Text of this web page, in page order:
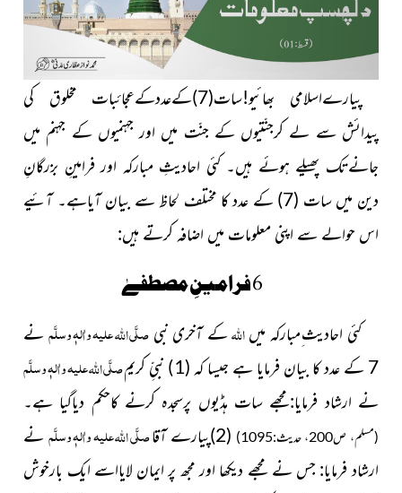
پیارےاسلامی بھائیو!سات(7)
کےعددکےعجائبات مخلوق کی
پیدائش سے لے کرجنّتیوں کے جنّت میں اور جہنمیوں کے جہنم میں
جانےتک پھیلے ہوئے ہیں۔ کئی احادیثِ مبارکہ اور فرامینِ بزرگانِ
دین میں سات (7)
کے عدد کا مختلف لحاظ سے بیان آیاہے۔ آئیے
اس حوالے سے اپنی معلومات میں اضافہ کرتے ہیں:
6 فرامینِ مصطفےٰ
کئی احادیث ِمبارکہ میںاللہکے آخری نبی صلَّیاللہعلیہ واٰلہٖ وسلَّمنے
7 کے عدد کا بیان فرمایا ہے جیسا کہ (1) نبیِّ کریم
صلَّیاللہعلیہ واٰلہٖ وسلَّم
نے ارشاد فرمایا:مجھے سات ہڈیوں پرسجدہ کرنے کاحکم دیاگیا ہے۔
(مسلم، ص200، حدیث:1095) (2)پیارے آقا صلَّیاللہعلیہ واٰلہٖ وسلَّمنے
ارشاد فرمایا: جس نے مجھے دیکھا اور مجھ پر ایمان لایااسے ایک بارخوش